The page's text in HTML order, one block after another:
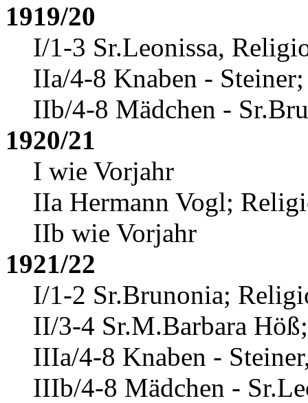
1919/20
I/1-3 Sr.Leonissa,
IIa/4-8 Knaben -
IIb/4-8 Mädchen -
1920/21
I wie Vorjahr
IIa Hermann Vogl;
IIb wie Vorjahr
1921/22
I/1-2 Sr.Brunonia;
II/3-4 Sr.M.Barbara Höß
IIIa/4-8 Knaben -
IIIb/4-8 Mädchen -